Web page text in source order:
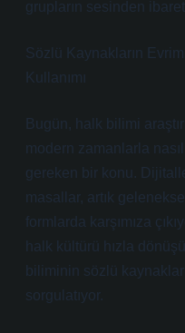
grupların sesinden
Sözlü Kaynakların
Kullanımı
Bugün, halk bilimi
modern zamanlarla
gereken bir konu.
masallar, artık
formlarda karşımıza
halk kültürü hızla
biliminin sözlü
sorgulatıyor.